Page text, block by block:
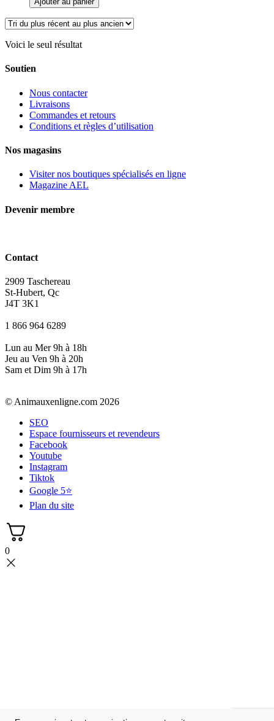
à
vis,
pour
ciseaux
Gain
2
UNITÉS
Voici le seul résultat
Soutien
Nous contacter
Livraisons
Commandes et retours
Conditions et règles d’utilisation
Nos magasins
Visiter nos boutiques spécialisés en ligne
Magazine AEL
Devenir membre
Contact
2909 Taschereau
St-Hubert, Qc
J4T 3K1
1 866 964 6289
Lun au Mer 9h à 18h
Jeu au Ven 9h à 20h
Sam et Dim 9h à 17h
© Animauxenligne.com 2026
SEO
Espace fournisseurs et revendeurs
Facebook
Youtube
Instagram
Tiktok
Google 5⭐
Plan du site
0